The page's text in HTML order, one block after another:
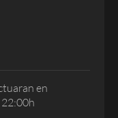
en
22:00h